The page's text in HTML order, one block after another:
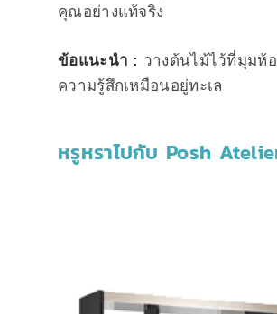
คุณอย่างแท้จริง
ข้อแนะนำ : วางต้นไม้ไว้ที่มุมห้
ความรู้สึกเหมือนอยู่ทะเล
หรูหราไปกับ Posh